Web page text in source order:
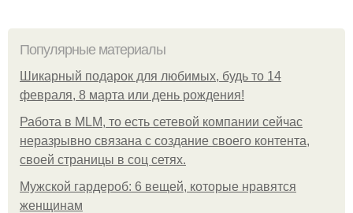
Популярные материалы
Шикарный подарок для любимых, будь то 14
февраля, 8 марта или день рождения!
Работа в MLM, то есть сетевой компании сейчас
неразрывно связана с создание своего контента,
своей страницы в соц сетях.
Мужской гардероб: 6 вещей, которые нравятся
женщинам